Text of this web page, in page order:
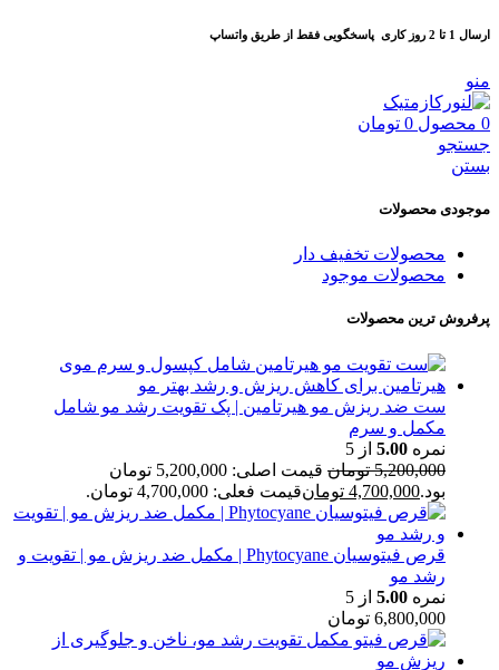
ارسال 1 تا 2 روز کاری پاسخگویی فقط از طریق واتساپ
منو
0 محصول 0 تومان
جستجو
بستن
موجودی محصولات
محصولات تخفیف دار
محصولات موجود
پرفروش ترین محصولات
ست ضد ریزش مو هیرتامین | پک تقویت رشد مو شامل
مکمل و سرم
نمره 5.00 از 5
5,200,000 تومان
قیمت اصلی: 5,200,000 تومان
بود.4,700,000 تومانقیمت فعلی: 4,700,000 تومان.
قرص فیتوسیان Phytocyane | مکمل ضد ریزش مو | تقویت و
رشد مو
نمره 5.00 از 5
6,800,000 تومان